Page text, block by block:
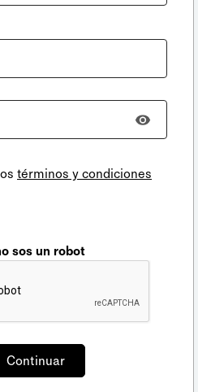
términos y condiciones
sos un robot